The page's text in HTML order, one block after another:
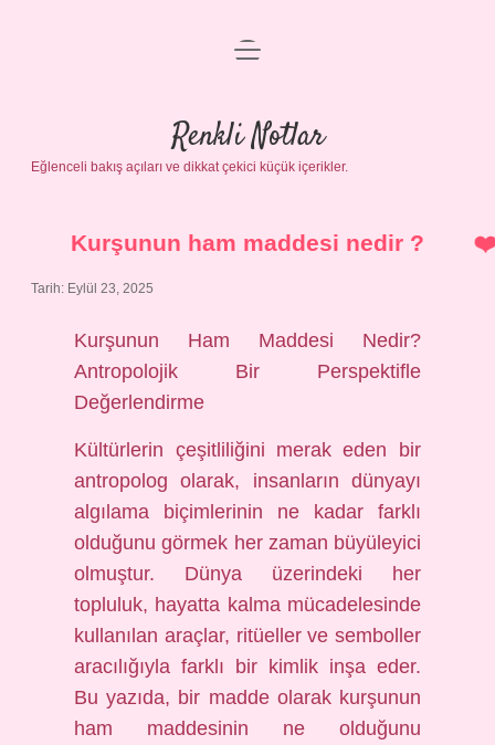
Gizlilik Politikası
Yasal Uyarı
menüyü
Renkli Notlar
Eğlenceli bakış açıları ve dikkat çekici küçük içerikler.
Kurşunun ham maddesi nedir ?
Tarih: Eylül 23, 2025
Kurşunun Ham Maddesi Nedir?
Antropolojik Bir Perspektifle
Değerlendirme
Kültürlerin çeşitliliğini merak eden bir
antropolog olarak, insanların dünyayı
algılama biçimlerinin ne kadar farklı
olduğunu görmek her zaman büyüleyici
olmuştur. Dünya üzerindeki her
topluluk, hayatta kalma mücadelesinde
kullanılan araçlar, ritüeller ve semboller
aracılığıyla farklı bir kimlik inşa eder.
Bu yazıda, bir madde olarak kurşunun
ham maddesinin ne olduğunu